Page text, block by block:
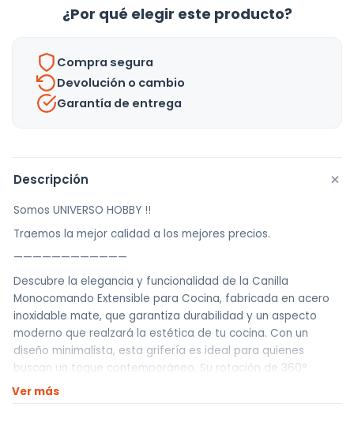
¿Por qué elegir este producto?
Compra segura
Devolución o cambio
Garantía de entrega
Descripción +
Somos UNIVERSO HOBBY !!
Traemos la mejor calidad a los mejores precios.
————————————
Descubre la elegancia y funcionalidad de la Canilla
Monocomando Extensible para Cocina, fabricada en acero
inoxidable mate, que garantiza durabilidad y un aspecto
moderno que realzará la estética de tu cocina. Con un
diseño minimalista, esta grifería es ideal para quienes
buscan un toque contemporáneo. Su rotación de 360°
permite un acceso cómodo a todos los rincones de tu
fregadero, mientras que el selector de flujo de agua ofrece
Ver más